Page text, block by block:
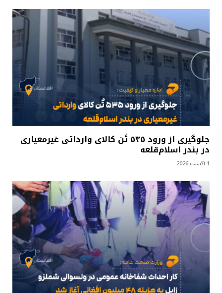
جلوگیری از ورود ۵۳۵ تُن کالای وارداتی غیرمعیاری
در بندر اسلام‌قلعه
1 آگست 2026